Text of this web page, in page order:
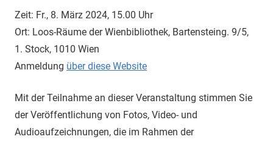
Zeit: Fr., 8. März 2024, 15.00 Uhr
Ort: Loos-Räume der Wienbibliothek, Bartensteing. 9/5,
1. Stock, 1010 Wien
Anmeldung über diese Website
Mit der Teilnahme an dieser Veranstaltung stimmen Sie
der Veröffentlichung von Fotos, Video- und
Audioaufzeichnungen, die im Rahmen der